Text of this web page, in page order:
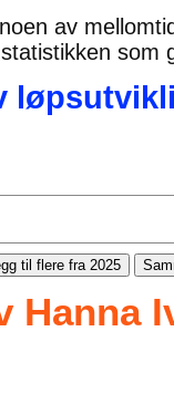
av
som
til flere fra 2025
Hanna